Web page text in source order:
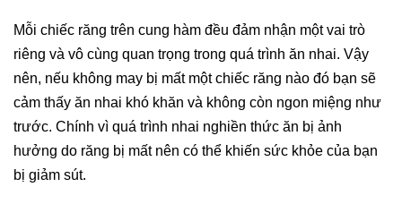
Mỗi chiếc răng trên cung hàm đều đảm nhận một vai trò
riêng và vô cùng quan trọng trong quá trình ăn nhai. Vậy
nên, nếu không may bị mất một chiếc răng nào đó bạn sẽ
cảm thấy ăn nhai khó khăn và không còn ngon miệng như
trước. Chính vì quá trình nhai nghiền thức ăn bị ảnh
hưởng do răng bị mất nên có thể khiến sức khỏe của bạn
bị giảm sút.